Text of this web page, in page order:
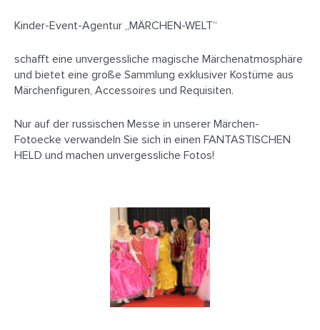
Kinder-Event-Agentur „MÄRCHEN-WELT“
schafft eine unvergessliche magische Märchenatmosphäre
und bietet eine große Sammlung exklusiver Kostüme aus
Märchenfiguren, Accessoires und Requisiten.
Nur auf der russischen Messe in unserer Märchen-
Fotoecke verwandeln Sie sich in einen FANTASTISCHEN
HELD und machen unvergessliche Fotos!